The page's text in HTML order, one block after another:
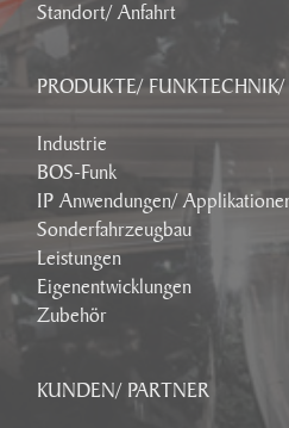
Standort/ Anfahrt
PRODUKTE/ FUNKTECHNIK/
Industrie
BOS-Funk
IP Anwendungen/
Sonderfahrzeugbau
Leistungen
Eigenentwicklungen
Zubehör
KUNDEN/ PARTNER